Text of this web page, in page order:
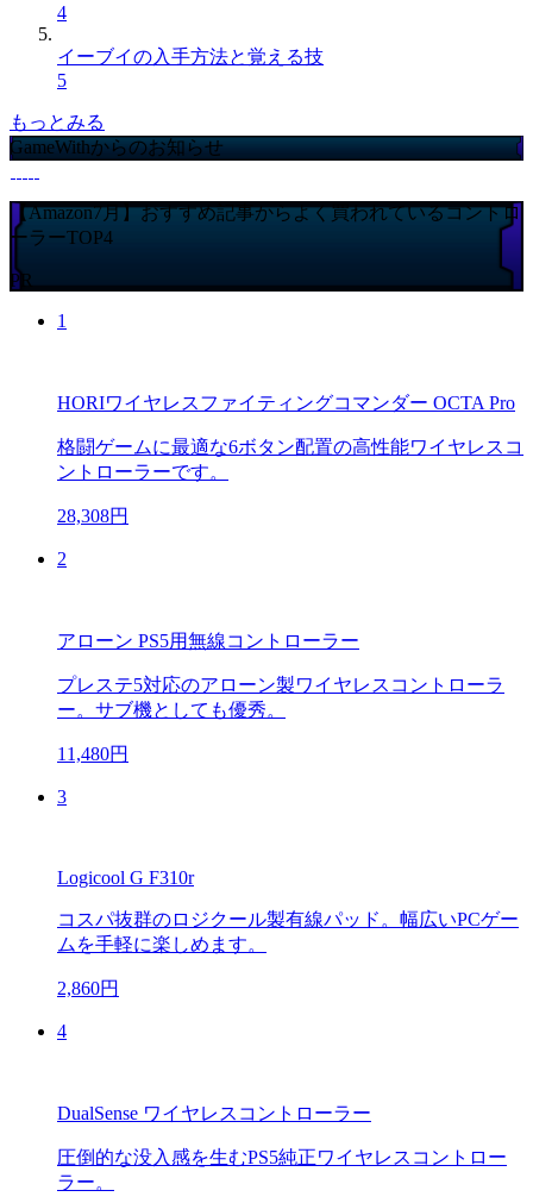
4
イーブイの入手方法と覚える技
5
もっとみる
GameWithからのお知らせ
【Amazon7月】おすすめ記事からよく買われているコントロ
ーラーTOP4
PR
1
HORIワイヤレスファイティングコマンダー OCTA Pro
格闘ゲームに最適な6ボタン配置の高性能ワイヤレスコ
ントローラーです。
28,308円
2
アローン PS5用無線コントローラー
プレステ5対応のアローン製ワイヤレスコントローラ
ー。サブ機としても優秀。
11,480円
3
Logicool G F310r
コスパ抜群のロジクール製有線パッド。幅広いPCゲー
ムを手軽に楽しめます。
2,860円
4
DualSense ワイヤレスコントローラー
圧倒的な没入感を生むPS5純正ワイヤレスコントロー
ラー。